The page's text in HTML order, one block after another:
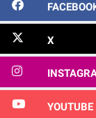
X
YOUTUBE